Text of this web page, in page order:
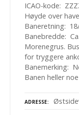
ICAO-kode:
Høyde over
Baneretning:
Banebredde:
Morenegrus.
for tryggere
Banemerking:
Banen heller
ADRESSE